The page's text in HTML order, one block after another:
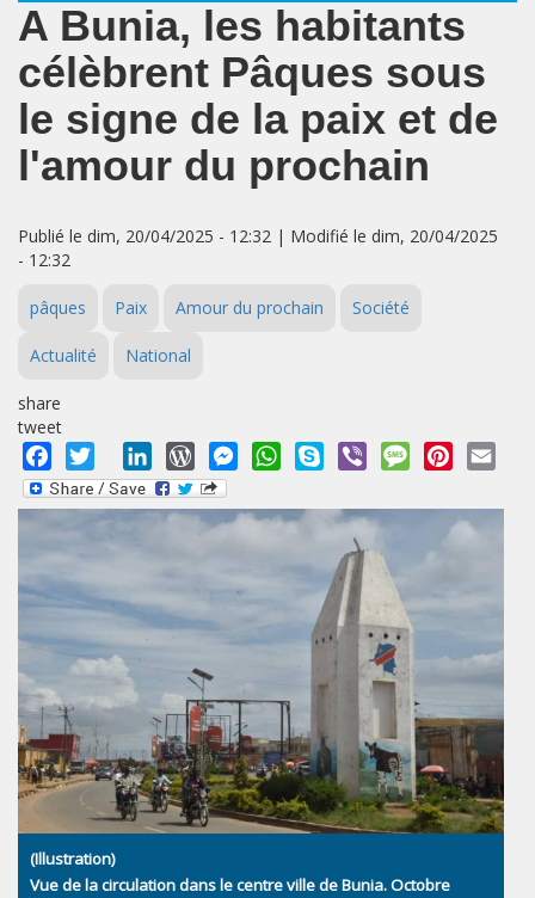
A Bunia, les habitants
célèbrent Pâques sous
le signe de la paix et de
l'amour du prochain
Publié le dim, 20/04/2025 - 12:32 | Modifié le dim, 20/04/2025
- 12:32
pâques Paix Amour du prochain Société
Actualité National
share
tweet
Facebook
Twitter LinkedInWordPressMessengerWhatsApp
Skype Viber MessagePinterest
(Illustration)
Vue de la circulation dans le centre ville de Bunia. Octobre